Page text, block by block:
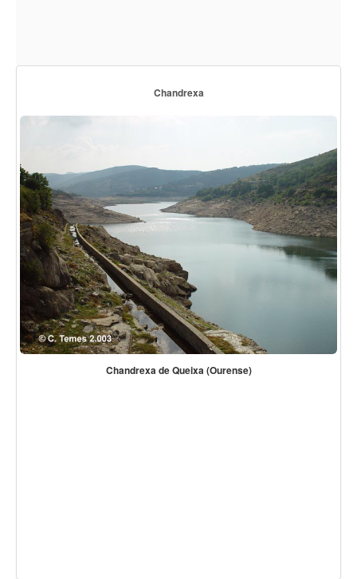
Chandrexa
Chandrexa de Queixa (Ourense)